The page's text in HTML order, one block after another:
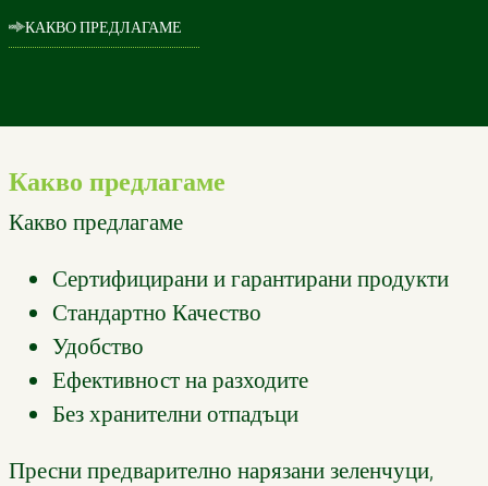
КАКВО ПРЕДЛАГАМЕ
Какво предлагаме
Какво предлагаме
Сертифицирани и гарантирани продукти
Стандартно Качество
Удобство
Ефективност на разходите
Без хранителни отпадъци
Пресни предварително нарязани зеленчуци,